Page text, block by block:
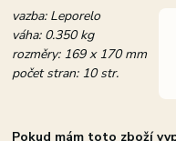
vazba: Leporelo
váha: 0.350 kg
rozměry: 169 x 170 mm
počet stran: 10 str.
Pokud mám toto zboží